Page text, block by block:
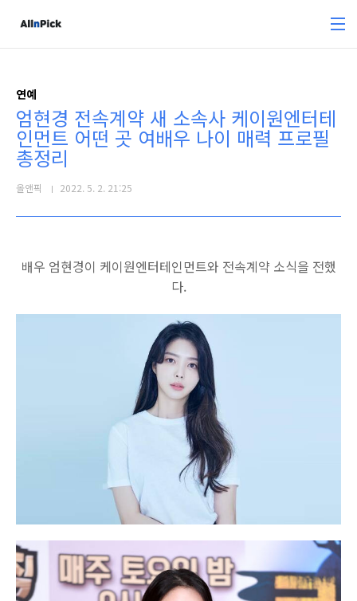
연예
엄현경 전속계약 새 소속사 케이원엔터테
인먼트 어떤 곳 여배우 나이 매력 프로필
총정리
올앤픽 2022. 5. 2. 21:25
배우 엄현경이 케이원엔터테인먼트와 전속계약 소식을 전했
다.